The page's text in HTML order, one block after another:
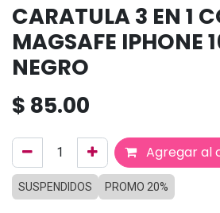
CARATULA 3 EN 1
MAGSAFE IPHONE
NEGRO
$ 85.00
Agregar al
SUSPENDIDOS PROMO 20%